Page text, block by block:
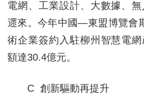
電網、工業設計、大數據、
遝來。今年中國—東盟博覽會
術企業簽約入駐柳州智慧電
額達30.4億元。
C 創新驅動再提升